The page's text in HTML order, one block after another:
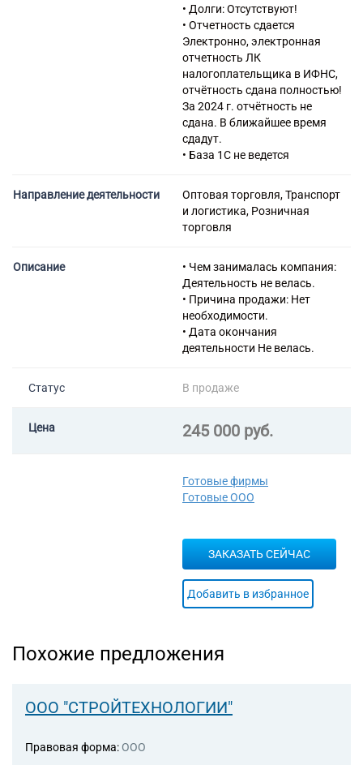
• Долги: Отсутствуют!
• Отчетность сдается
Электронно, электронная
отчетность ЛК
налогоплательщика в ИФНС,
отчётность сдана полностью!
За 2024 г. отчётность не
сдана. В ближайшее время
сдадут.
• База 1С не ведется
Направление деятельности
Оптовая торговля, Транспорт
и логистика, Розничная
торговля
Описание
• Чем занималась компания:
Деятельность не велась.
• Причина продажи: Нет
необходимости.
• Дата окончания
деятельности Не велась.
Статус В продаже
Цена 245 000 руб.
Готовые фирмы
Готовые ООО
ЗАКАЗАТЬ СЕЙЧАС
Добавить в избранное
Похожие предложения
ООО "СТРОЙТЕХНОЛОГИИ"
Правовая форма: ООО